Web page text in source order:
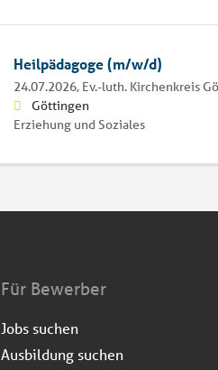
Heilpädagoge (m/w/d)
24.07.2026, Ev.-luth. Kirchenkreis
Göttingen
Erziehung und Soziales
Für Bewerber
Jobs suchen
Ausbildung suchen